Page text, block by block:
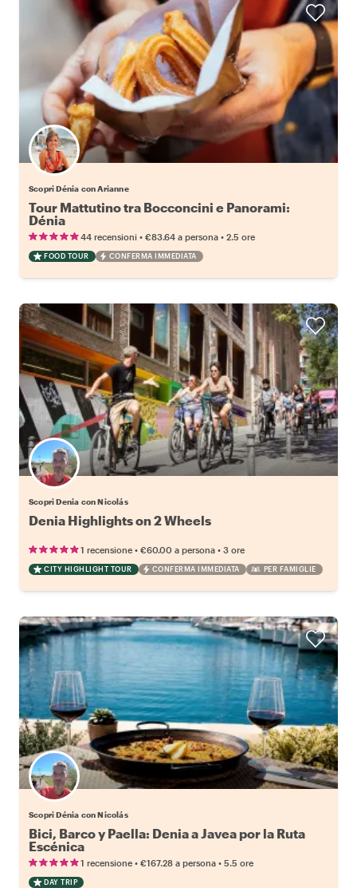
Scopri Dénia con Arianne
Tour Mattutino tra Bocconcini e Panorami:
Dénia
44 recensioni • €83.64 a persona • 2.5 ore
FOOD TOUR CONFERMA IMMEDIATA
Scopri Denia con Nicolás
Denia Highlights on 2 Wheels
1 recensione • €60.00 a persona • 3 ore
CITY HIGHLIGHT TOUR CONFERMA IMMEDIATA PER FAMIGLIE
Scopri Dénia con Nicolás
Bici, Barco y Paella: Denia a Javea por la Ruta
Escénica
1 recensione • €167.28 a persona • 5.5 ore
DAY TRIP